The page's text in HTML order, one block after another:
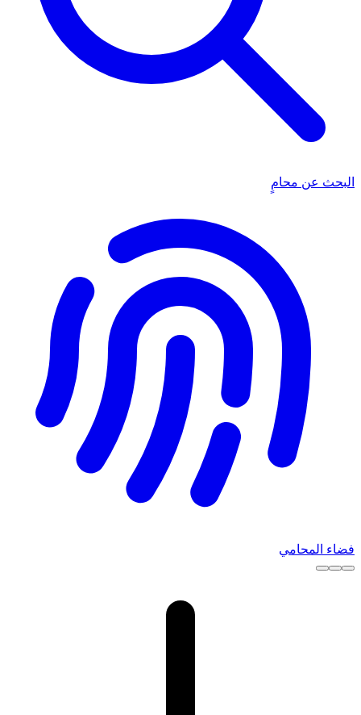
البحث عن محامٍ
فضاء المحامي